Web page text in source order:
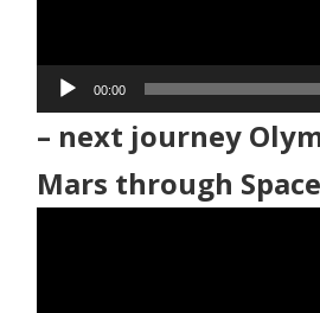
ー
00:00
– next journey
Mars through